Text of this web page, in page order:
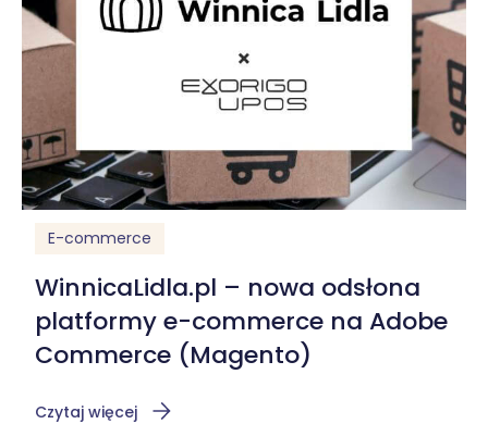
E-commerce
WinnicaLidla.pl – nowa odsłona
platformy e-commerce na Adobe
Commerce (Magento)
Czytaj więcej